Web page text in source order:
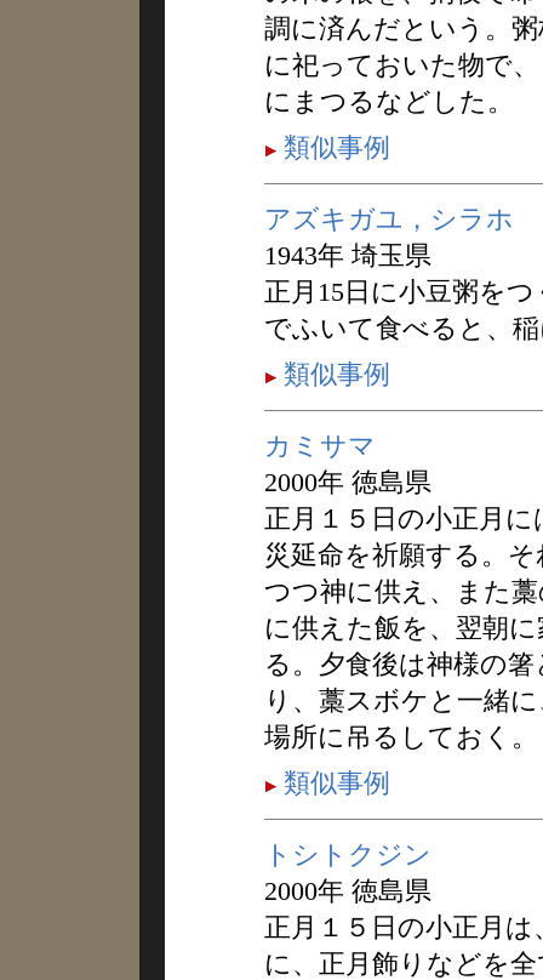
調に済んだという。
に祀っておいた物で
にまつるなどした。
類似事例
アズキガユ，シラホ
1943年 埼玉県
正月15日に小豆粥を
でふいて食べると、
類似事例
カミサマ
2000年 徳島県
正月１５日の小正月
災延命を祈願する。
つつ神に供え、また
に供えた飯を、翌朝
る。夕食後は神様の
り、藁スボケと一緒
場所に吊るしておく。
類似事例
トシトクジン
2000年 徳島県
正月１５日の小正月
に、正月飾りなどを